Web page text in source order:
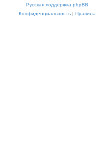
Русская поддержка phpBB
Конфиденциальность | Правила